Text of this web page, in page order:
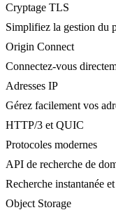
Cryptage TLS
Simplifiez la gestion du
Origin Connect
Connectez-vous
Adresses IP
Gérez facilement vos
HTTP/3 et QUIC
Protocoles modernes
API de recherche de
Recherche instantanée
Object Storage